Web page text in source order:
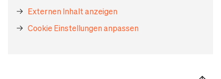
Externen Inhalt anzeigen
Cookie Einstellungen anpassen
Artikel